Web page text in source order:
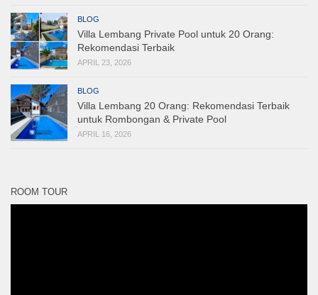
BLOG
Villa Lembang Private Pool untuk 20 Orang:
Rekomendasi Terbaik
APRIL 23, 2026
BLOG
Villa Lembang 20 Orang: Rekomendasi Terbaik
untuk Rombongan & Private Pool
APRIL 16, 2026
ROOM TOUR